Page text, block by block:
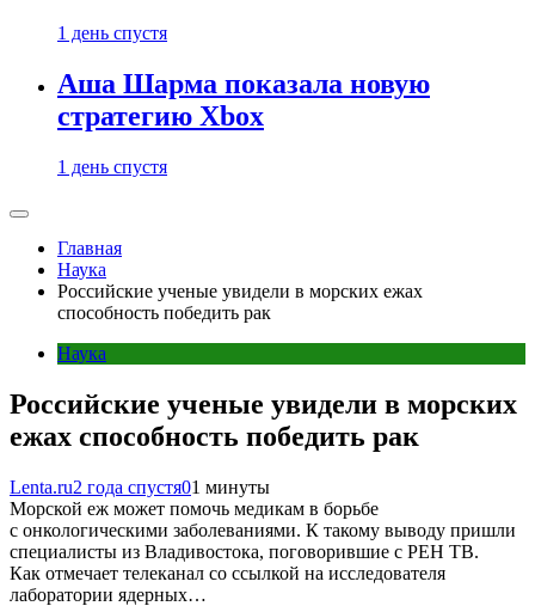
1 день спустя
Аша Шарма показала новую
стратегию Xbox
1 день спустя
Главная
Наука
Российские ученые увидели в морских ежах
способность победить рак
Наука
Российские ученые увидели в морских
ежах способность победить рак
Lenta.ru2 года спустя01 минуты
Морской еж может помочь медикам в борьбе
с онкологическими заболеваниями. К такому выводу пришли
специалисты из Владивостока, поговорившие с РЕН ТВ.
Как отмечает телеканал со ссылкой на исследователя
лаборатории ядерных…